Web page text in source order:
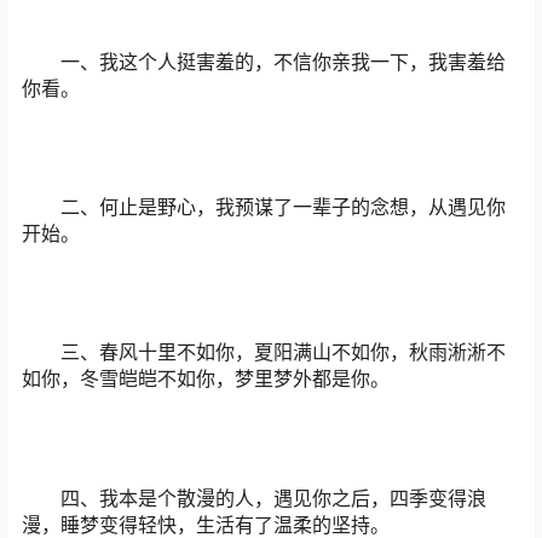
一、我这个人挺害羞的，不信你亲我一下，我害羞给
你看。
二、何止是野心，我预谋了一辈子的念想，从遇见你
开始。
三、春风十里不如你，夏阳满山不如你，秋雨淅淅不
如你，冬雪皑皑不如你，梦里梦外都是你。
四、我本是个散漫的人，遇见你之后，四季变得浪
漫，睡梦变得轻快，生活有了温柔的坚持。